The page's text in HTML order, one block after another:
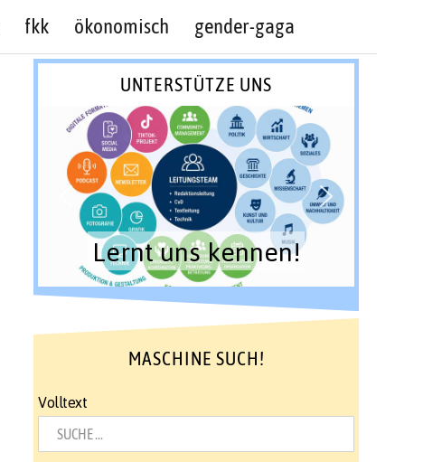
fkk ökonomisch gender-gaga
UNTERSTÜTZE UNS
Lernt uns kennen!
MASCHINE SUCH!
Volltext